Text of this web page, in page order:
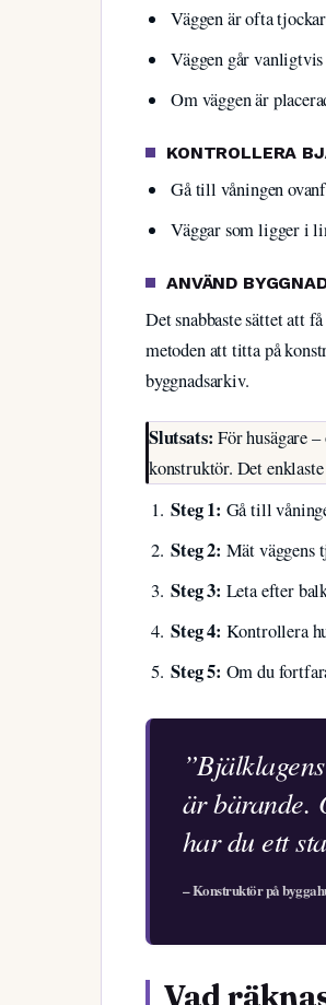
Väggen är ofta
Väggen går
Om väggen är
KONTROLLERA
Gå till våningen
Väggar som ligger i
ANVÄND
Det snabbaste sättet att
metoden att titta på
byggnadsarkiv.
Slutsats: För husägare
konstruktör. Det
Steg 1: Gå till
Steg 2: Mät väggens
Steg 3: Leta efter
Steg 4: Kontrollera
Steg 5: Om du
är bärande.
har du ett
– Konstruktör på
Vad